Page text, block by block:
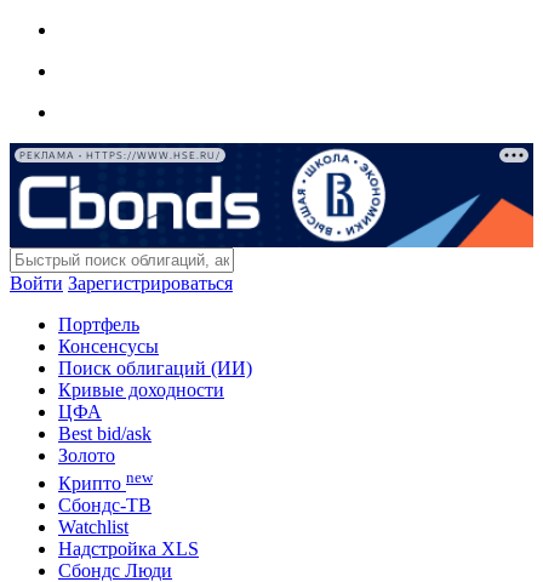
РЕКЛАМА • HTTPS://WWW.HSE.RU/
Войти Зарегистрироваться
Портфель
Консенсусы
Поиск облигаций (ИИ)
Кривые доходности
ЦФА
Best bid/ask
Золото
Крипто new
Сбондс-ТВ
Watchlist
Надстройка XLS
Сбондс Люди